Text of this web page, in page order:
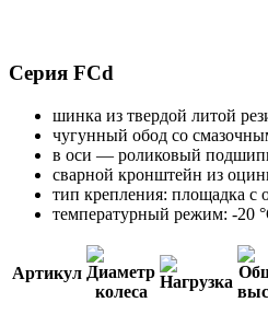
Серия FCd
шинка из твердой литой
чугунный обод со
в оси — роликовый
сварной кронштейн из
тип крепления: площадка с
температурный режим: -20
Артикул